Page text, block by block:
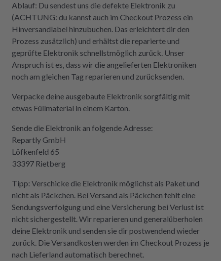
Ablauf: Du sendest uns die defekte Elektronik zu
(ACHTUNG: du kannst auch im Checkout Prozess ein
Hinversandlabel hinzubuchen. Das erleichtert dir den
Prozess zusätzlich) und erhältst die reparierte und
geprüfte Elektronik schnellstmöglich zurück. Unser
Anspruch ist es, dass wir die angelieferten Elektroniken
noch am gleichen Tag reparieren und zurücksenden.
Verpacke deine ausgebaute Elektronik sorgfältig mit
etwas Füllmaterial in einem Karton.
Sende die Elektronik an folgende Adresse:
Repartly GmbH
Löfkenfeld 65
33397 Rietberg
Tipp: Verschicke die Elektronik möglichst als Paket und
nicht als Päckchen. Bei Versand als Päckchen fehlt eine
Sendungsverfolgung und eine Versicherung bei Verlust ist
nicht sichergestellt. Wir reparieren und generalüberholen
deine Elektronik und senden sie dir postwendend wieder
zurück. Die Versandkosten werden im Checkout Prozess je
nach Lieferland automatisch berechnet.